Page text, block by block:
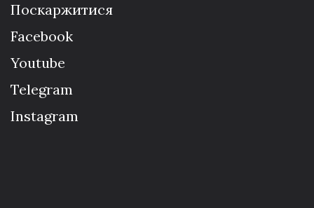
Поскаржитися
Facebook
Youtube
Telegram
Instagram